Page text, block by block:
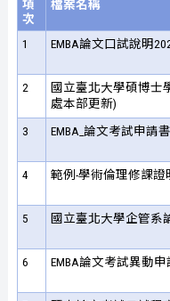
項
次
檔案名稱
1 EMBA論文口試說明
2
國立臺北大學碩博士
處本部更新)
3
EMBA_論文考試申請
4
範例-學術倫理修課證
5
國立臺北大學企管系
6
EMBA論文考試異動申